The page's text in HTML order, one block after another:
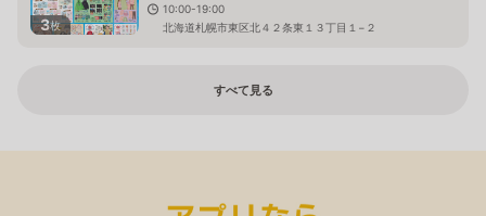
3枚
10:00-19:00
北海道札幌市東区北４２条東１３丁目１−２
すべて見る